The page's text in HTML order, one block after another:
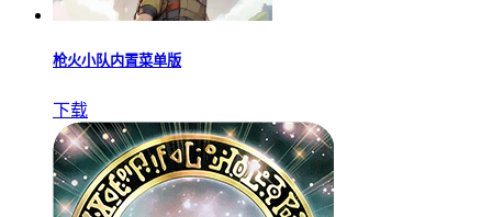
枪火小队内置菜单版
下载